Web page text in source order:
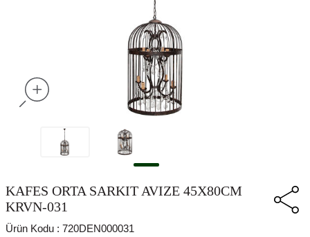
KAFES ORTA SARKIT AVIZE 45X80CM
KRVN-031
Ürün Kodu : 720DEN000031